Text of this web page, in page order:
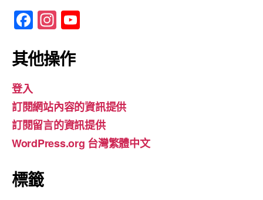
F
a
c
b
o
o
k
In
st
a
gr
a
m
u
b
e
其他操作
登入
訂閱網站內容的資訊提供
訂閱留言的資訊提供
WordPress.org 台灣繁體中文
標籤